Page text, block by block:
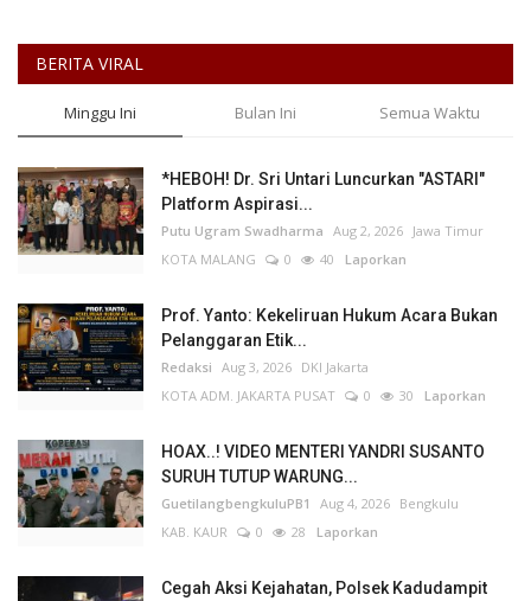
BERITA VIRAL
Minggu Ini Bulan Ini Semua Waktu
*HEBOH! Dr. Sri Untari Luncurkan "ASTARI"
Platform Aspirasi...
Putu Ugram Swadharma Aug 2, 2026 Jawa Timur
KOTA MALANG
0 40 Laporkan
Prof. Yanto: Kekeliruan Hukum Acara Bukan
Pelanggaran Etik...
Redaksi Aug 3, 2026 DKI Jakarta
KOTA ADM. JAKARTA PUSAT
0 30 Laporkan
HOAX..! VIDEO MENTERI YANDRI SUSANTO
SURUH TUTUP WARUNG...
GuetilangbengkuluPB1 Aug 4, 2026 Bengkulu
KAB. KAUR
0 28 Laporkan
Cegah Aksi Kejahatan, Polsek Kadudampit